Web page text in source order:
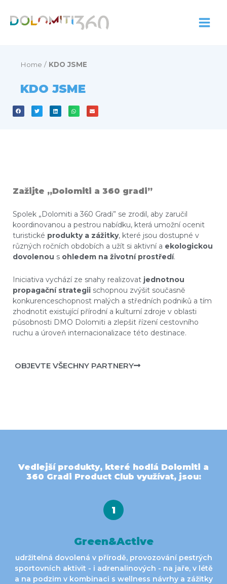
Home / KDO JSME
KDO JSME
Zažijte „Dolomiti a 360 gradi”
Spolek „Dolomiti a 360 Gradi” se zrodil, aby zaručil
koordinovanou a pestrou nabídku, která umožní ocenit
turistické produkty a zážitky, které jsou dostupné v
různých ročních obdobích a užít si aktivní a ekologickou
dovolenou s ohledem na životní prostředí.
Iniciativa vychází ze snahy realizovat jednotnou
propagační strategii schopnou zvýšit současnĕ
konkurenceschopnost malých a středních podniků a tím
zhodnotit existující přírodní a kulturní zdroje v oblasti
působnosti DMO Dolomiti a zlepšit řízení cestovního
ruchu a úroveň internacionalizace této destinace.
OBJEVTE VŠECHNY PARTNERY
Vedlejší produkty, které hodlá Dolomiti a
360 Gradi Product Club využívat, jsou:
1
Green&Active
udržitelná dovolená v přírodě, provozování pestrých
sportovních aktivit - i adrenalinových - na jaře, v létě
a na podzim v kombinaci s wellness návrhy a zážitky